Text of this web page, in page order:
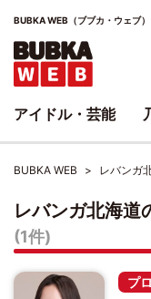
BUBKA WEB（ブブカ・ウェブ
BUBKA WEB レバンガ
レバンガ北海道
(1件)
プ
アイドル・芸能